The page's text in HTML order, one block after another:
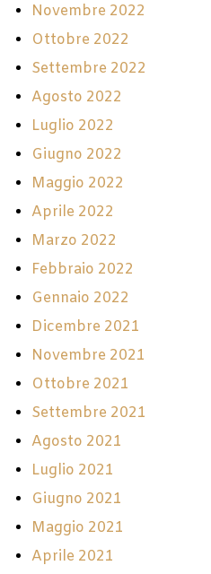
Novembre 2022
Ottobre 2022
Settembre 2022
Agosto 2022
Luglio 2022
Giugno 2022
Maggio 2022
Aprile 2022
Marzo 2022
Febbraio 2022
Gennaio 2022
Dicembre 2021
Novembre 2021
Ottobre 2021
Settembre 2021
Agosto 2021
Luglio 2021
Giugno 2021
Maggio 2021
Aprile 2021